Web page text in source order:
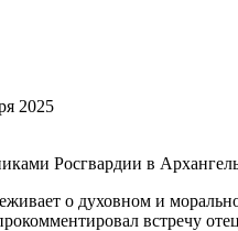
2025
Росгвардии в
о духовном и
встречу